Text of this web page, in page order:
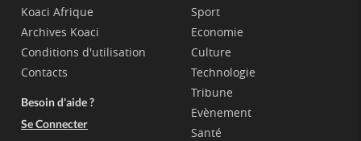
Koaci Afrique
Archives Koaci
Conditions d'utilisation
Contacts
Besoin d'aide ?
Se Connecter
Sport
Economie
Culture
Technologie
Tribune
Evènement
Santé